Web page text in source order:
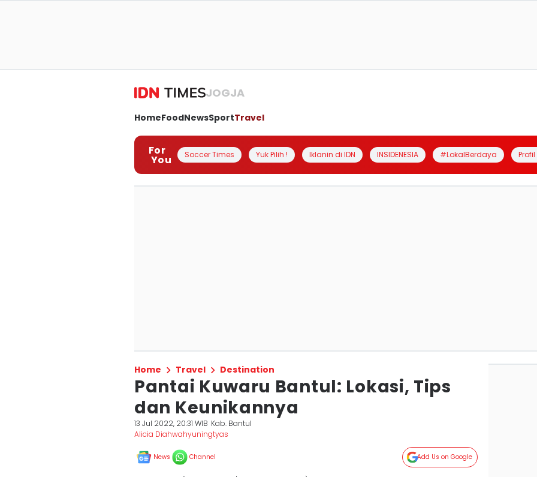
JOGJA
HomeFoodNewsSportTravel
For
You Soccer Times Yuk Pilih ! Iklanin di IDN INSIDENESIA #LokalBerdaya
Home Travel Destination
Pantai Kuwaru Bantul: Lokasi, Tips
dan Keunikannya
13 Jul 2022, 20:31 WIB Kab. Bantul
Alicia Diahwahyuningtyas
News Channel Add Us on Google